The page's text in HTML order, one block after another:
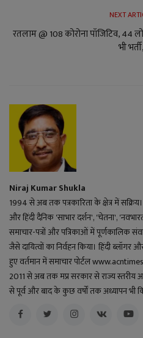
NEXT
रतलाम @ 108 कोरोना पॉजिटिव, 44
भी
Niraj Kumar Shukla
1994 से अब तक पत्रकारिता के क्षेत्र में
और हिंदी दैनिक 'साभार दर्शन', 'चेतना',
समाचार-पत्रों और पत्रिकाओं में पूर्णकालिक
जैसे दायित्वों का निर्वहन किया। हिंदी
हुए वर्तमान में समाचार पोर्टल
2011 से अब तक मप्र सरकार से राज्य स्तरीय
से पूर्व और बाद के कुछ वर्षों तक अध्यापन भी